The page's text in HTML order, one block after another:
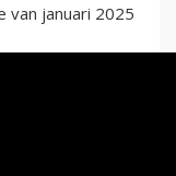
van januari 2025